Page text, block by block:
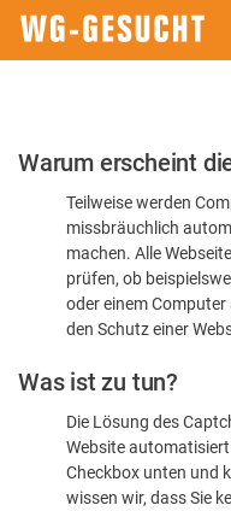
Bitte
dass
sind
Warum erscheint
Teilweise werden
missbräuchlich
machen. Alle
prüfen, ob
oder einem
den Schutz einer
Was ist zu tun?
Die Lösung des
Website
Checkbox unten und
wissen wir, dass Sie